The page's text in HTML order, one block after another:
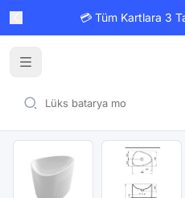
💳 Tüm Kartlara 3